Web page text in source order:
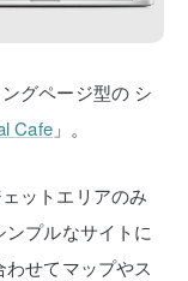
グページ型の シ
Cafe」。
ットエリアのみ
プルなサイトに
せてマップやス